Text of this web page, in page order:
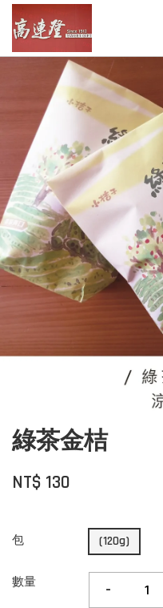
綠茶金桔
NT$ 130
包 (120g)
數量 -